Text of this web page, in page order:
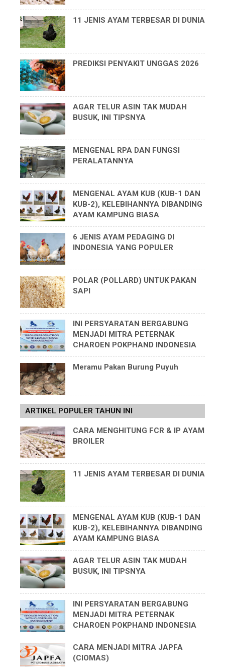
11 JENIS AYAM TERBESAR DI DUNIA
PREDIKSI PENYAKIT UNGGAS 2026
AGAR TELUR ASIN TAK MUDAH
BUSUK, INI TIPSNYA
MENGENAL RPA DAN FUNGSI
PERALATANNYA
MENGENAL AYAM KUB (KUB-1 DAN
KUB-2), KELEBIHANNYA DIBANDING
AYAM KAMPUNG BIASA
6 JENIS AYAM PEDAGING DI
INDONESIA YANG POPULER
POLAR (POLLARD) UNTUK PAKAN
SAPI
INI PERSYARATAN BERGABUNG
MENJADI MITRA PETERNAK
CHAROEN POKPHAND INDONESIA
Meramu Pakan Burung Puyuh
ARTIKEL POPULER TAHUN INI
CARA MENGHITUNG FCR & IP AYAM
BROILER
11 JENIS AYAM TERBESAR DI DUNIA
MENGENAL AYAM KUB (KUB-1 DAN
KUB-2), KELEBIHANNYA DIBANDING
AYAM KAMPUNG BIASA
AGAR TELUR ASIN TAK MUDAH
BUSUK, INI TIPSNYA
INI PERSYARATAN BERGABUNG
MENJADI MITRA PETERNAK
CHAROEN POKPHAND INDONESIA
CARA MENJADI MITRA JAPFA
(CIOMAS)